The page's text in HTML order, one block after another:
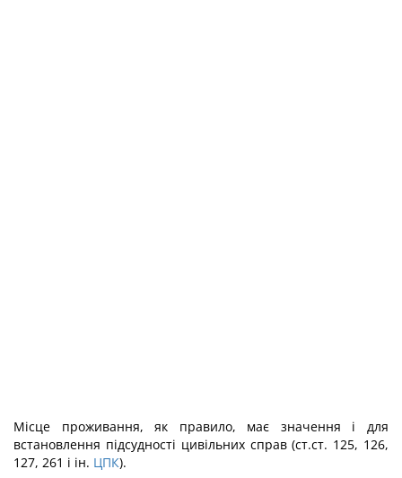
Місце проживання, як правило, має значення і для
встановлення підсудності цивільних справ (ст.ст. 125, 126,
127, 261 і ін. ЦПК).